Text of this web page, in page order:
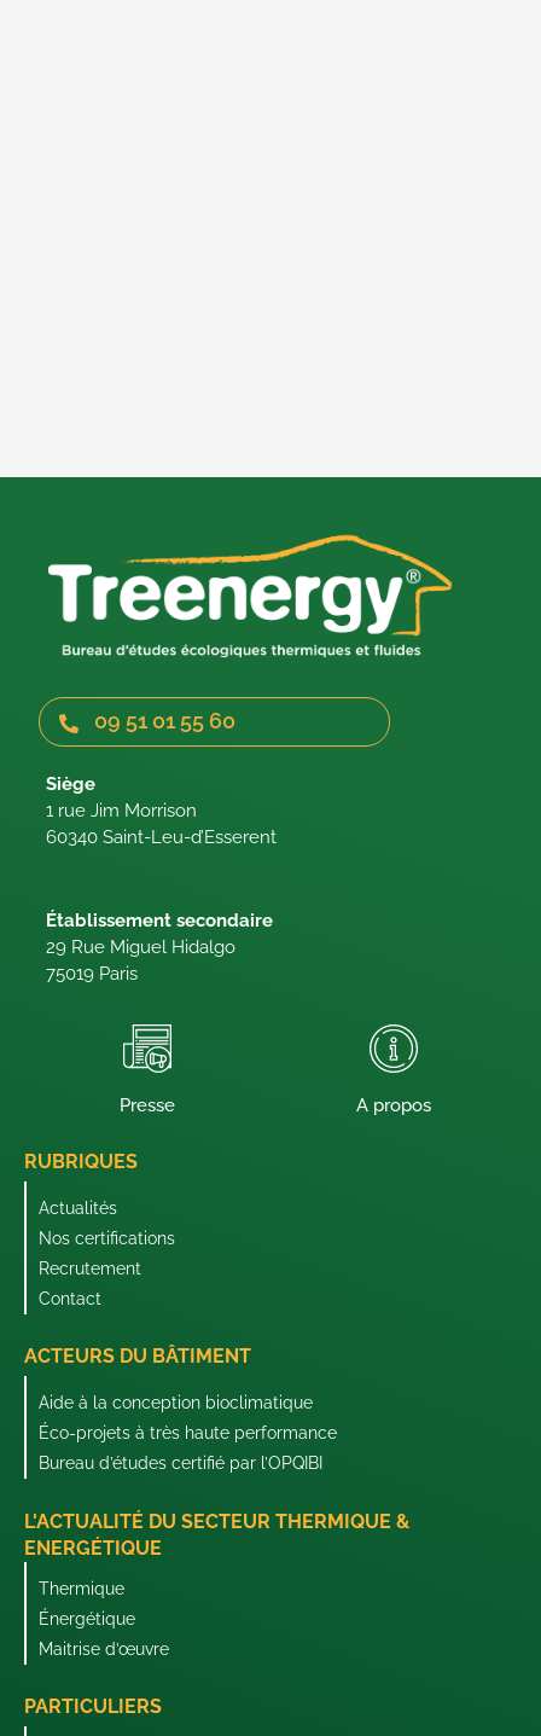
09 51 01 55 60
Siège
1 rue Jim Morrison
60340 Saint-Leu-d’Esserent
Établissement secondaire
29 Rue Miguel Hidalgo
75019 Paris
Presse A propos
RUBRIQUES
Actualités
Nos certifications
Recrutement
Contact
ACTEURS DU BÂTIMENT
Aide à la conception bioclimatique
Éco-projets à très haute performance
Bureau d’études certifié par l’OPQIBI
L'ACTUALITÉ DU SECTEUR THERMIQUE &
ENERGÉTIQUE
Thermique
Énergétique
Maitrise d’œuvre
PARTICULIERS